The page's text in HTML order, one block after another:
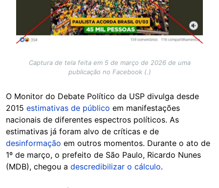
Captura de tela feita em 5 de março de 2026 de uma
publicação no Facebook (.)
O Monitor do Debate Político da USP divulga desde
2015 estimativas de público em manifestações
nacionais de diferentes espectros políticos. As
estimativas já foram alvo de críticas e de
desinformação em outros momentos. Durante o ato de
1º de março, o prefeito de São Paulo, Ricardo Nunes
(MDB), chegou a descredibilizar o cálculo.